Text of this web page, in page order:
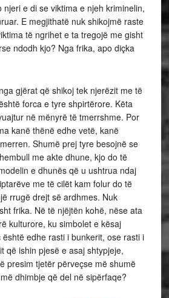
njeri e di se viktima e njeh kriminelin,
E megjithatë nuk shikojmë raste
të ngrihet e ta tregojë me gisht
ndodh kjo? Nga frika, apo diçka
gjërat që shikoj tek njerëzit me të
forca e tyre shpirtërore. Këta
në mënyrë të tmerrshme. Por
kanë thënë edhe vetë, kanë
Shumë prej tyre besojnë se
me akte dhune, kjo do të
e dhunës që u ushtrua ndaj
me të cilët kam folur do të
rrugë drejt së ardhmes. Nuk
frika. Në të njëjtën kohë, nëse ata
kulturore, ku simbolet e kësaj
edhe rasti i bunkerit, ose rasti i
që ishin pjesë e asaj shtypjeje,
presim tjetër përveçse më shumë
dhimbje që del në sipërfaqe?